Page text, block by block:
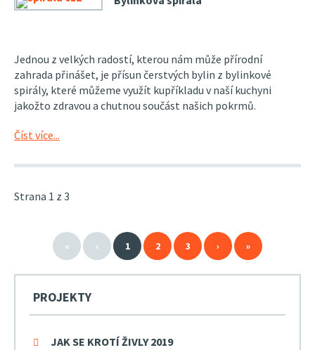
Jednou z velkých radostí, kterou nám může přírodní
zahrada přinášet, je přísun čerstvých bylin z bylinkové
spirály, které můžeme využít kupříkladu v naší kuchyni
jakožto zdravou a chutnou součást našich pokrmů.
Číst více...
Strana 1 z 3
« ‹ 1 2 3 › »
PROJEKTY
JAK SE KROTÍ ŽIVLY 2019